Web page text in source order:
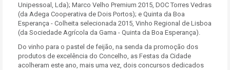
Unipessoal, Lda); Marco Velho Premium 2015, DOC Torres Vedras
(da Adega Cooperativa de Dois Portos); e Quinta da Boa
Esperança - Colheita selecionada 2015, Vinho Regional de Lisboa
(da Sociedade Agrícola da Gama - Quinta da Boa Esperança).
Do vinho para o pastel de feijão, na senda da promoção dos
produtos de excelência do Concelho, as Festas da Cidade
acolheram este ano, mais uma vez, dois concursos dedicados